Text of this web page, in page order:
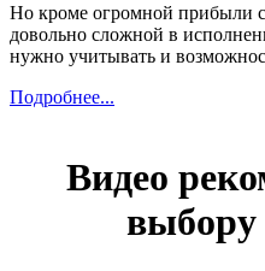
Но кроме огромной прибыли
довольно сложной в
нужно учитывать и
Подробнее...
Видео
выбору